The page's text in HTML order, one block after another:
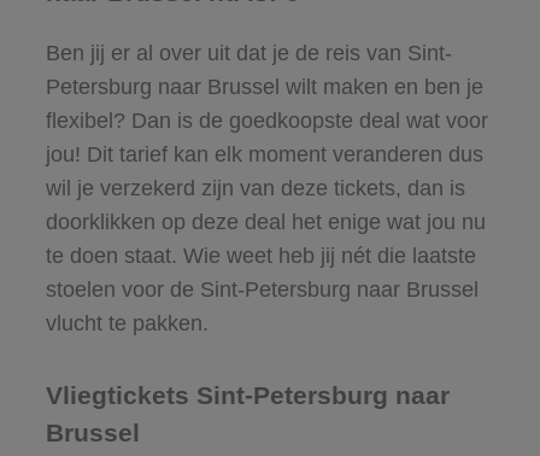
Ben jij er al over uit dat je de reis van Sint-
Petersburg naar Brussel wilt maken en ben je
flexibel? Dan is de goedkoopste deal wat voor
jou! Dit tarief kan elk moment veranderen dus
wil je verzekerd zijn van deze tickets, dan is
doorklikken op deze deal het enige wat jou nu
te doen staat. Wie weet heb jij nét die laatste
stoelen voor de Sint-Petersburg naar Brussel
vlucht te pakken.
Vliegtickets Sint-Petersburg naar
Brussel